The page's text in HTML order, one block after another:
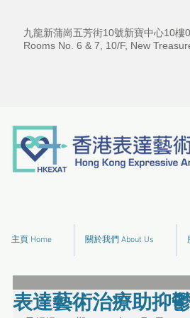
九龍新蒲崗五芳街10號新寶中心10樓
Rooms No. 6 & 7, 10/F, New
主頁 Home 關於我們 About Us
表達藝術治療助抑